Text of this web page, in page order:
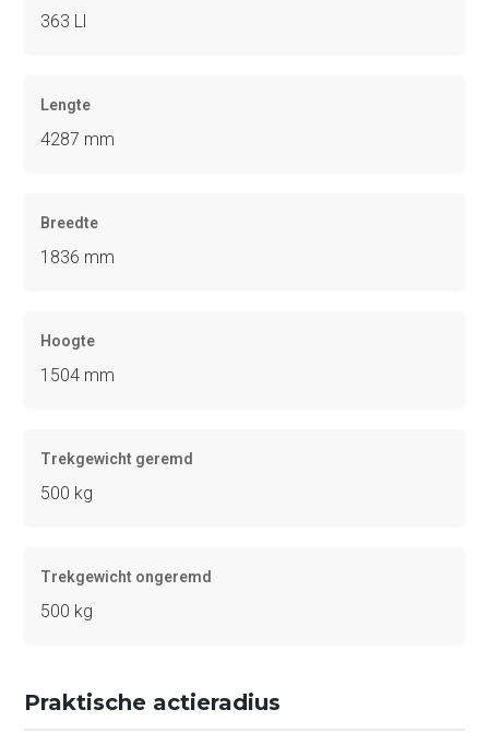
363 Ll
Lengte
4287 mm
Breedte
1836 mm
Hoogte
1504 mm
Trekgewicht geremd
500 kg
Trekgewicht ongeremd
500 kg
Praktische actieradius